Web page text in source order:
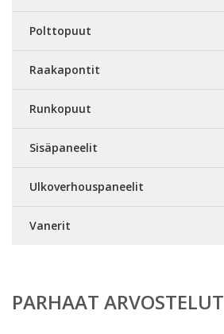
Polttopuut
Raakapontit
Runkopuut
Sisäpaneelit
Ulkoverhouspaneelit
Vanerit
PARHAAT ARVOSTELUT